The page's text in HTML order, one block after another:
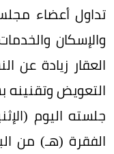
تداول أعضاء
والإسكان
العقار زيادة عن
التعويض
جلسته اليوم
الفقرة (هـ) من